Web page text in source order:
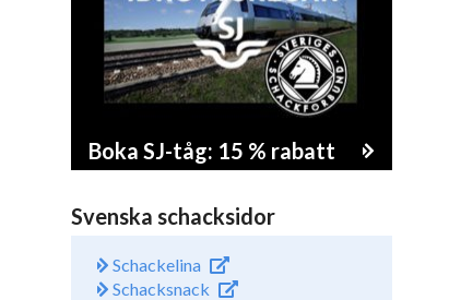
Boka SJ-tåg: 15 % rabatt
Svenska schacksidor
Schackelina
Schacksnack